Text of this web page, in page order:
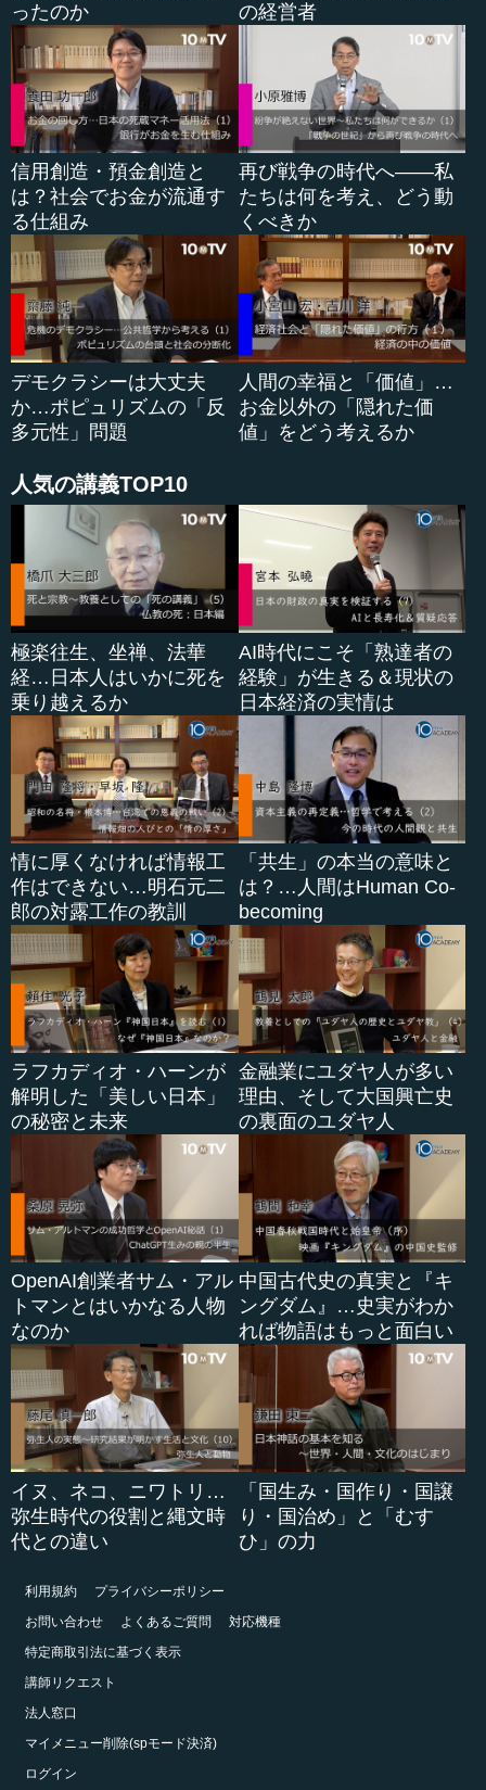
てください」ということで、そちらまかせの話になってし
まうわけです。
―― 教書というのは、日本のイメージでいうとどういう
ものに近いのですか。
曽根 施政方針です。
―― なるほど、なるほど。
曽根 ただ、大統領が手足をもがれたように権限がないに
もかかわらず、実際には政治を動かしている。それがどう
いう方法なのかというのは、実は一番重要な部分です。そ
れは教科書的にいう「三権分立でチェック＆バランス」と
いうよりも、「チェック、チェック、チェック」です。
連邦制のアメリカでは州の力もありますから、州がチェ
ックする場合もありますし、最高裁はもちろんチェックす
か実行できないと言われてきました。
一方で、大統領には拒否権があります。上下両院で通し
た法案を大統領が拒否するのですから、巨大な権限である
のに間違いありませんが、何かを実...
ったのか
の経営者
信用創造・預金創造と
は？社会でお金が流通す
る仕組み
再び戦争の時代へ――私
たちは何を考え、どう動
くべきか
デモクラシーは大丈夫
か…ポピュリズムの「反
多元性」問題
人間の幸福と「価値」…
お金以外の「隠れた価
値」をどう考えるか
人気の講義TOP10
極楽往生、坐禅、法華
経…日本人はいかに死を
乗り越えるか
AI時代にこそ「熟達者の
経験」が生きる＆現状の
日本経済の実情は
情に厚くなければ情報工
作はできない…明石元二
郎の対露工作の教訓
「共生」の本当の意味と
は？…人間はHuman Co-
becoming
ラフカディオ・ハーンが
解明した「美しい日本」
の秘密と未来
金融業にユダヤ人が多い
理由、そして大国興亡史
の裏面のユダヤ人
OpenAI創業者サム・アル
トマンとはいかなる人物
なのか
中国古代史の真実と『キ
ングダム』…史実がわか
れば物語はもっと面白い
イヌ、ネコ、ニワトリ…
弥生時代の役割と縄文時
代との違い
「国生み・国作り・国譲
り・国治め」と「むす
ひ」の力
利用規約
プライバシーポリシー
お問い合わせ
よくあるご質問
対応機種
特定商取引法に基づく表示
講師リクエスト
法人窓口
マイメニュー削除(spモード決済)
ログイン